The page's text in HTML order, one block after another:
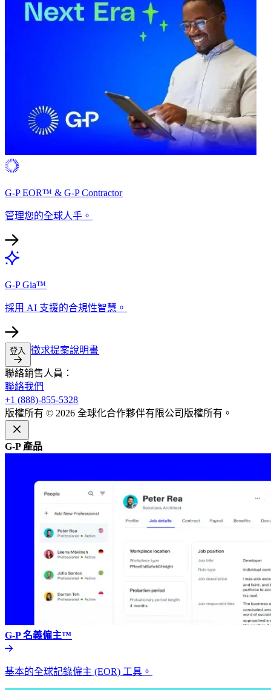
G-P EOR™ & G-P Contractor​​
管理您的全球人手。​​
G-P Gia™​​
採用 AI 支援的合規性智慧。​​
登入​​ 徵求提案說明書​​
聯絡銷售人員：​​
聯絡我們​​
+1 (888)-855-5328​​
版權所有 © 2026 全球化合作夥伴有限公司版權所有。​​
G-P 產品​​
G-P 名義僱主™​​
基本的全球記錄僱主 (EOR) 工具。​​